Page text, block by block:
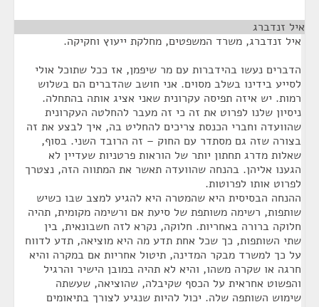
איל זנדברג
איל זנדברג, משרד המשפטים, מחלקת ייעוץ וחקיקה.
הדברים נעשו בהידברות עם מר שיפמן, אז ככל שתוכל אולי
לסייע בידינו בשלב מסוים. אני חושב שהדברים הם בשלוש
רמות. יש איזה תפיסה עקרונית שאני אציג אותה בהתחלה.
ניסיון שלנו לפרוט את זה כי זה מעבר להחלטה העקרונית
שהוועדה וחברי הכנסת צריכים להחליט בה, איך לבצע את זה
בצורה שזה גם מסתדר עם החוק – זה הרובד השני. בסוף,
שאלות מדרג תחתון יותר של הוראות פרטניות שעדיין לא
הגענו אליהן. בהנחה שהוועדה תאשר את המתווה הזה, נצטרך
לפרוט אותו לפרוטות.
ההנחה הבסיסית היא שהמטרה היא להגיע למצב שבו כשיש
שותפות, רשימה משותפת של סיעת אם ורשימה מקומית, תהיה
חלוקה ברורה באחריות. חלוקה, נקרא לזה חשבונאית, בין
שתי השותפות, כך שכל אחת תדע מה היא מוציאה, תדע לדווח
על כך למשרד מבקר המדינה, תיטול אחריות אם במקרה והיא
חרגה או שקרה משהו, והיא לא תהיה במובן הישיר והרגיל
והפשוט אחראית על הכסף שקיבלה, שהוציאה, שעשתה
שימוש השותפה שלה. יכול להיות שנגיע לצורך בתיאומים